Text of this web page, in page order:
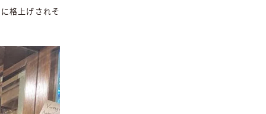
格上げされそ